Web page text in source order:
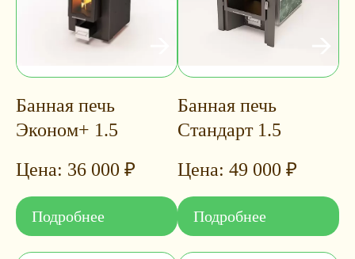
Банная печь
Эконом+ 1.5
36 000 ₽
Подробнее
Банная печь
Стандарт 1.5
49 000 ₽
Подробнее